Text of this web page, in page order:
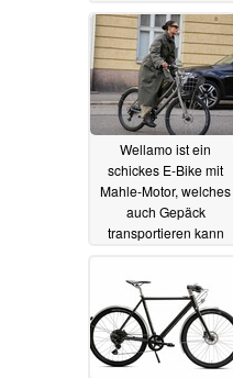
24.06.2025
Wellamo ist ein
schickes E-Bike mit
Mahle-Motor, welches
auch Gepäck
transportieren kann